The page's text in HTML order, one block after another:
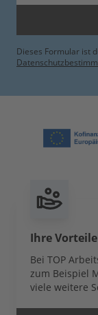
Dieses Formular ist
Ihre Vorteile
Bei TOP
zum Beispiel
viele weitere